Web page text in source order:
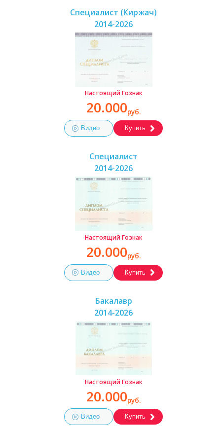
Специалист (Киржач)
2014-2026
Настоящий Гознак
20.000руб.
Видео Купить
Специалист
2014-2026
Настоящий Гознак
20.000руб.
Видео Купить
Бакалавр
2014-2026
Настоящий Гознак
20.000руб.
Видео Купить